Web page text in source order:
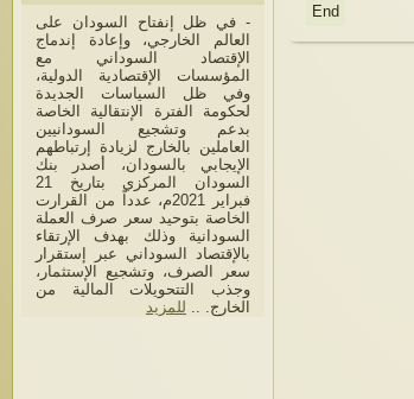
- في ظل إنفتاح السودان على
العالم الخارجي، وإعادة إندماج
الإقتصاد السوداني مع
المؤسسات الإقتصادية الدولية،
وفي ظل السياسات الجديدة
لحكومة الفترة الإنتقالية الخاصة
بدعم وتشجيع السودانيين
العاملين بالخارج لزيادة إرتباطهم
الإيجابي بالسودان، أصدر بنك
السودان المركزي بتاريخ 21
فبراير 2021م، عدداً من القرارت
الخاصة بتوحيد سعر صرف العملة
السودانية وذلك بهدف الإرتقاء
بالإقتصاد السوداني عبر إستقرار
سعر الصرف، وتشجيع الإستثمار،
وجذب التتحويلات المالية من
الخارج. .. للمزيد
End